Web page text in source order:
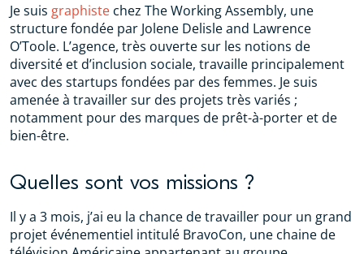
Je suis graphiste chez The Working Assembly, une
structure fondée par Jolene Delisle and Lawrence
O’Toole. L’agence, très ouverte sur les notions de
diversité et d’inclusion sociale, travaille principalement
avec des startups fondées par des femmes. Je suis
amenée à travailler sur des projets très variés ;
notamment pour des marques de prêt-à-porter et de
bien-être.
Quelles sont vos missions ?
Il y a 3 mois, j’ai eu la chance de travailler pour un grand
projet événementiel intitulé BravoCon, une chaine de